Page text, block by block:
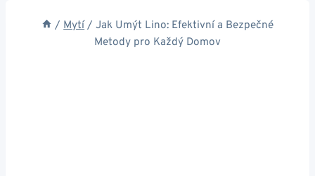
/ Mytí / Jak Umýt Lino: Efektivní a Bezpečné
Metody pro Každý Domov